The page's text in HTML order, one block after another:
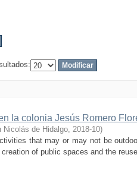
la colonia Jesús Romero
Nicolás de Hidalgo, 2018-10)
that may or may not be
of public spaces and the